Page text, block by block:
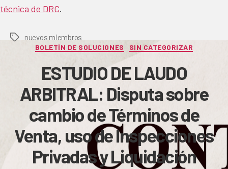
técnica de DRC.
Tagsnuevos miembros
Categories
BOLETÍN DE SOLUCIONES SIN CATEGORIZAR
ESTUDIO DE LAUDO
ARBITRAL: Disputa sobre
cambio de Términos de
Venta, uso de Inspecciones
Privadas y Liquidación